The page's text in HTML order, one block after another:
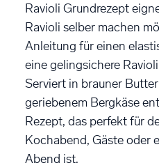
Ravioli Grundrezept
Ravioli selber machen
Anleitung für einen
eine gelingsichere
Serviert in brauner
geriebenem Bergkäse
Rezept, das perfekt für
Kochabend, Gäste oder
Abend ist.